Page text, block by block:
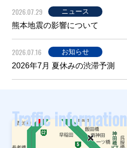
2026.07.29 ニュース
熊本地震の影響について
2026.07.16 お知らせ
2026年7月 夏休みの渋滞予測
Traffic information